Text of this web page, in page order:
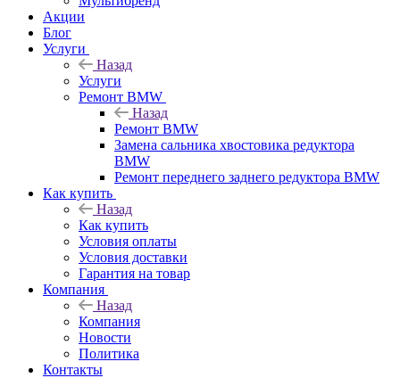
Акции
Блог
Услуги
Назад
Услуги
Ремонт BMW
Назад
Ремонт BMW
Замена сальника хвостовика редуктора
BMW
Ремонт переднего заднего редуктора BMW
Как купить
Назад
Как купить
Условия оплаты
Условия доставки
Гарантия на товар
Компания
Назад
Компания
Новости
Политика
Контакты